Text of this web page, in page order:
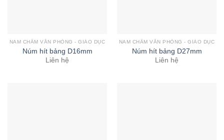
NAM CHÂM VĂN PHÒNG - GIÁO DỤC
Núm hít bảng D16mm
Liên hệ
NAM CHÂM VĂN PHÒNG - GIÁO DỤC
Núm hít bảng D27mm
Liên hệ